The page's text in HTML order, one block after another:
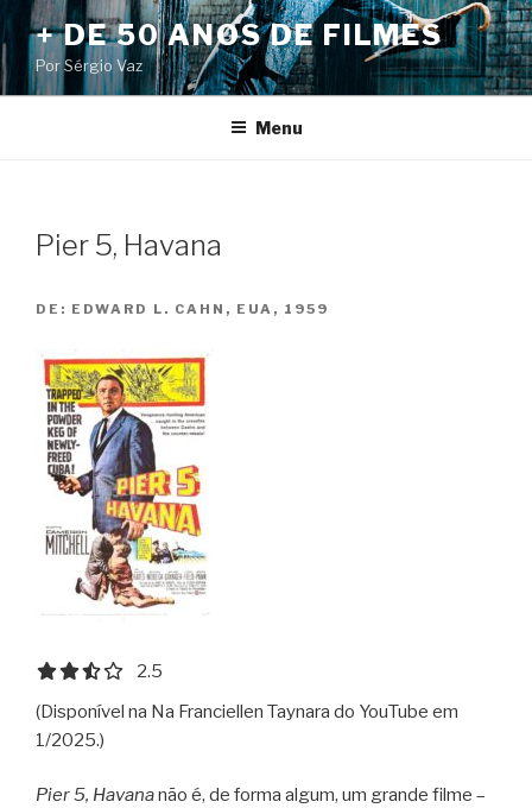
Pular
para
o
conteúdo
+ DE 50 ANOS DE FILMES
Por Sérgio Vaz
Menu
Pier 5, Havana
DE: EDWARD L. CAHN, EUA, 1959
2.5 out of 5.0 stars
2.5
(Disponível na Na Franciellen Taynara do YouTube em
1/2025.)
Pier 5, Havananão é, de forma algum, um grande filme –